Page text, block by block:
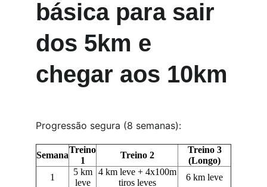
básica para sair
dos 5km e
chegar aos 10km
Progressão segura (8 semanas):